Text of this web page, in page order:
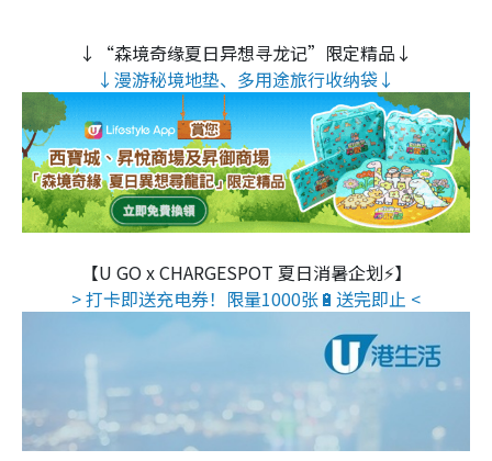
↓“森境奇缘夏日异想寻龙记”限定精品↓
↓漫游秘境地垫、多用途旅行收纳袋↓
【U GO x CHARGESPOT 夏日消暑企划⚡】
> 打卡即送充电券！限量1000张🔋送完即止 <